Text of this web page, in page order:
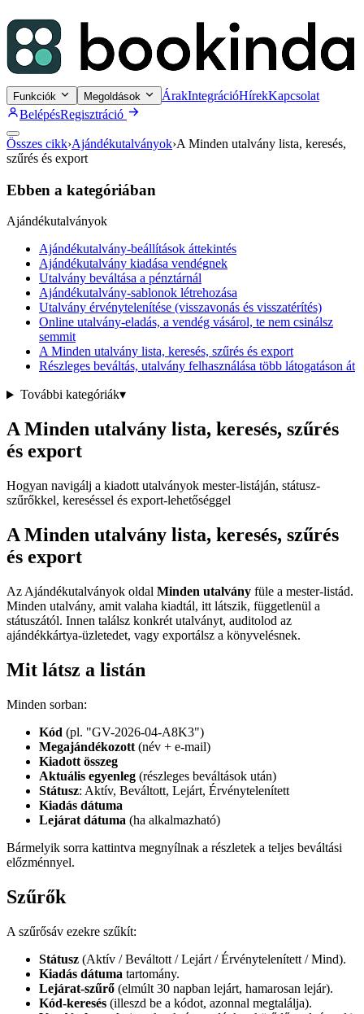
Funkciók Megoldások ÁrakIntegrációHírekKapcsolat
BelépésRegisztráció
Összes cikk›Ajándékutalványok›A Minden utalvány lista, keresés,
szűrés és export
Ebben a kategóriában
Ajándékutalványok
Ajándékutalvány-beállítások áttekintés
Ajándékutalvány kiadása vendégnek
Utalvány beváltása a pénztárnál
Ajándékutalvány-sablonok létrehozása
Utalvány érvénytelenítése (visszavonás és visszatérítés)
Online utalvány-eladás, a vendég vásárol, te nem csinálsz
semmit
A Minden utalvány lista, keresés, szűrés és export
Részleges beváltás, utalvány felhasználása több látogatáson át
További kategóriák▾
A Minden utalvány lista, keresés, szűrés
és export
Hogyan navigálj a kiadott utalványok mester-listáján, státusz-
szűrőkkel, kereséssel és export-lehetőséggel
A Minden utalvány lista, keresés, szűrés
és export
Az Ajándékutalványok oldal Minden utalvány füle a mester-listád.
Minden utalvány, amit valaha kiadtál, itt látszik, függetlenül a
státuszától. Innen találsz konkrét utalványt, auditolod az
ajándékkártya-üzletedet, vagy exportálsz a könyvelésnek.
Mit látsz a listán
Minden sorban:
Kód (pl. "GV-2026-04-A8K3")
Megajándékozott (név + e-mail)
Kiadott összeg
Aktuális egyenleg (részleges beváltások után)
Státusz: Aktív, Beváltott, Lejárt, Érvénytelenített
Kiadás dátuma
Lejárat dátuma (ha alkalmazható)
Bármelyik sorra kattintva megnyílnak a részletek a teljes beváltási
előzménnyel.
Szűrők
A szűrősáv ezekre szűkít:
Státusz (Aktív / Beváltott / Lejárt / Érvénytelenített / Mind).
Kiadás dátuma tartomány.
Lejárat-szűrő (elmúlt 30 napban lejárt, hamarosan lejár).
Kód-keresés (illeszd be a kódot, azonnal megtalálja).